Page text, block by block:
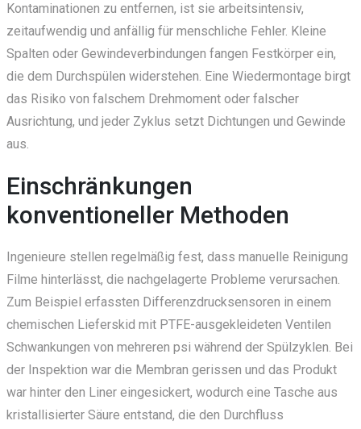
Kontaminationen zu entfernen, ist sie arbeitsintensiv,
zeitaufwendig und anfällig für menschliche Fehler. Kleine
Spalten oder Gewindeverbindungen fangen Festkörper ein,
die dem Durchspülen widerstehen. Eine Wiedermontage birgt
das Risiko von falschem Drehmoment oder falscher
Ausrichtung, und jeder Zyklus setzt Dichtungen und Gewinde
aus.
Einschränkungen
konventioneller Methoden
Ingenieure stellen regelmäßig fest, dass manuelle Reinigung
Filme hinterlässt, die nachgelagerte Probleme verursachen.
Zum Beispiel erfassten Differenzdrucksensoren in einem
chemischen Lieferskid mit PTFE-ausgekleideten Ventilen
Schwankungen von mehreren psi während der Spülzyklen. Bei
der Inspektion war die Membran gerissen und das Produkt
war hinter den Liner eingesickert, wodurch eine Tasche aus
kristallisierter Säure entstand, die den Durchfluss